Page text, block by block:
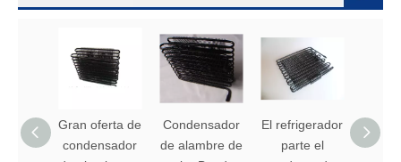
Gran oferta de
condensador
Condensador
de alambre de
El refrigerador
parte el
tipo